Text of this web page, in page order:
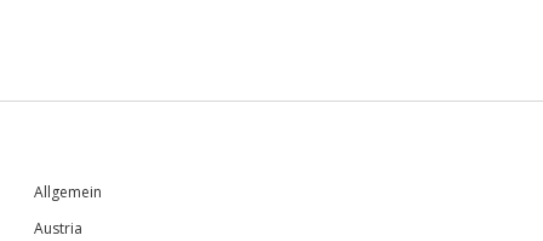
Sidebar
Allgemein
Austria